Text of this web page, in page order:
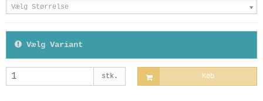
Vælg Størrelse
Vælg Variant
stk. Køb